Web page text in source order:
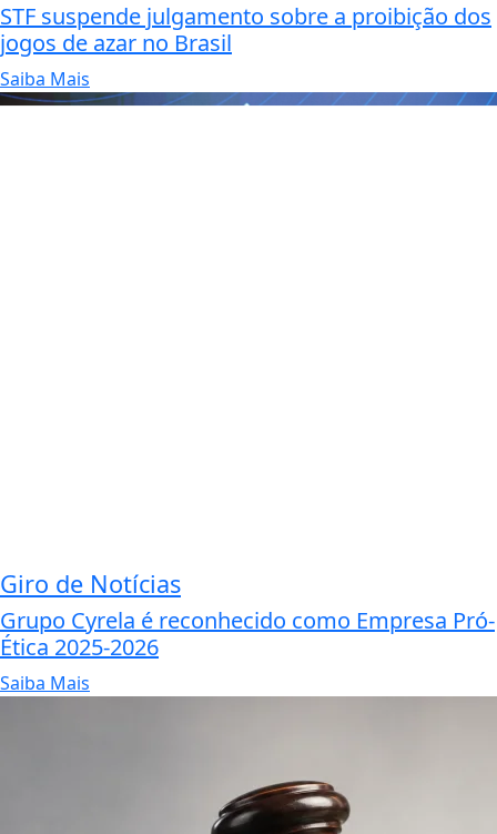
STF suspende julgamento sobre a proibição dos
jogos de azar no Brasil
Saiba Mais
Giro de Notícias
Grupo Cyrela é reconhecido como Empresa Pró-
Ética 2025-2026
Saiba Mais